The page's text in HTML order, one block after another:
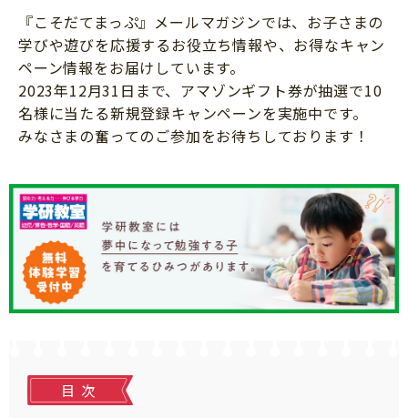
読書感想文
本・読書
運動・あそび・ゲーム
英語
知育
人間関係
おでかけ
家族
料理
健康
『こそだてまっぷ』メールマガジンでは、お子さまの
学びや遊びを応援するお役立ち情報や、お得なキャン
ペーン情報をお届けしています。
2023年12月31日まで、アマゾンギフト券が抽選で10
名様に当たる新規登録キャンペーンを実施中です。
みなさまの奮ってのご参加をお待ちしております！
目次